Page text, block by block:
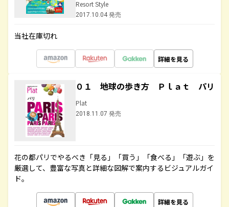
Resort Style
2017.10.04 発売
当社在庫切れ
詳細を見る
０１ 地球の歩き方 Ｐｌａｔ パリ
Plat
2018.11.07 発売
花の都パリでやるべき「見る」「買う」「食べる」「遊ぶ」を
厳選して、豊富な写真と詳細な図解で案内するビジュアルガイ
ド。
詳細を見る